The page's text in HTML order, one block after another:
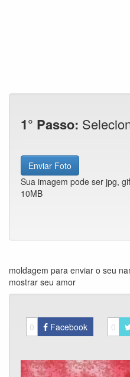
1° Passo:
Enviar Foto
Sua imagem pode ser jpg,
10MB
moldagem para enviar o seu
mostrar seu amor
0 Facebook 0